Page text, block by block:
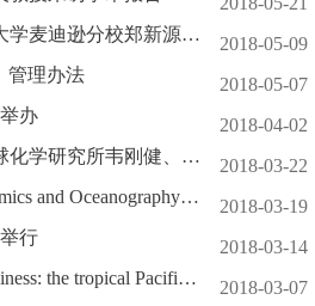
5月16日美国威斯康星大学麦迪逊分校郑新源博士来访学术报告
2018-05-09
管理办法
2018-05-07
办
2018-04-02
3月30日中科院广州地球化学研究所韦刚健、张兆峰研究员来访报告
2018-03-22
3月26日：Coastal Dynamics and Oceanography: from Observations to Modelling
2018-03-19
行
2018-03-14
3月9日：Unfinished business: the tropical Pacific in the warm Pliocene and Miocene
2018-03-07